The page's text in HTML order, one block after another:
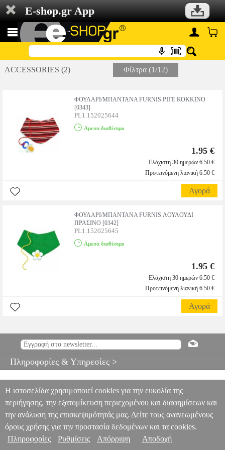
E-shop.gr App
ACCESSORIES (2) Φίλτρα (1/12)
ΦΟΥΛΑΡΙ/ΜΠΑΝΤΑΝΑ FURNIS ΡΙΓΕ ΚΟΚΚΙΝΟ
[0343]
PL1.152025644
Αμεσα διαθέσιμο
1.95 €
Ελάχιστη 30 ημερών 6.50 €
Προτεινόμενη λιανική 6.50 €
Αγορά
ΦΟΥΛΑΡΙ/ΜΠΑΝΤΑΝΑ FURNIS ΛΟΥΛΟΥΔΙ
ΠΡΑΣΙΝΟ [0342]
PL1.152025645
Αμεσα διαθέσιμο
1.95 €
Ελάχιστη 30 ημερών 6.50 €
Προτεινόμενη λιανική 6.50 €
Αγορά
Πληροφορίες & Υπηρεσίες >
Η ιστοσελίδα χρησιμοποιεί cookies για την ευκολία της
περιήγησης, την εξατομίκευση περιεχομένου και διαφημίσεων και
την ανάλυση της επισκεψιμότητάς μας. Δείτε τους ανανεωμένους
όρους χρήσης για την προστασία δεδομένων και τα cookies.
Πληροφορίες
Ρυθμίσεις Απόρριψη Αποδοχή